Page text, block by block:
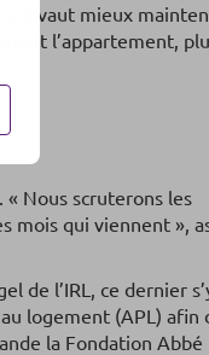
il vaut mieux
l’appartement,
« Nous scruterons les
mois qui viennent »,
de l’IRL, ce dernier
logement (APL) afin
la Fondation Abbé